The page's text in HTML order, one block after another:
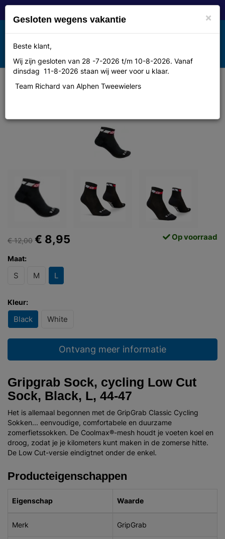
Toggle
navigation
MENU
Gripgrab Sock, cycling Low Cut
€ 12,00 € 8,95 Op voorraad
Maat:
S M L
Kleur:
Black White
Ontvang meer informatie
Gripgrab Sock, cycling Low Cut
Sock, Black, L, 44-47
Het is allemaal begonnen met de GripGrab Classic Cycling
Sokken... eenvoudige, comfortabele en duurzame
zomerfietssokken. De Coolmax®-mesh houdt je voeten koel en
droog, zodat je je kilometers kunt maken in de zomerse hitte.
De Low Cut-versie eindigtnet onder de enkel.
Producteigenschappen
Eigenschap Waarde
Merk GripGrab
×
Gesloten wegens vakantie
Beste klant,
Wij zijn gesloten van 28 -7-2026 t/m 10-8-2026. Vanaf
dinsdag 11-8-2026 staan wij weer voor u klaar.
Team Richard van Alphen Tweewielers